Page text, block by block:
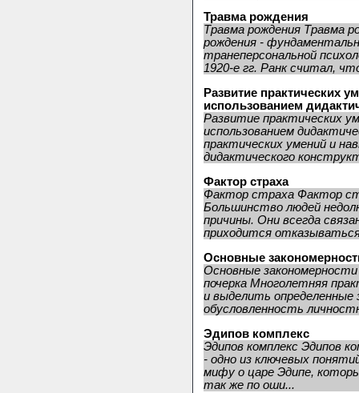
Травма рождения
Травма рождения Травма
рождения -
транеперсональной
1920-е гг. Ранк считал,
Развитие практических
использованием
Развитие практических
использованием
практических умений и
дидактического
Фактор страха
Фактор страха Фактор
Большинство людей
причины. Они всегда
приходится
Основные
Основные
почерка Многолетняя
и выделить определенные
обусловленность
Эдипов комплекс
Эдипов комплекс Эдипов
- одно из ключевых
мифу о царе Эдипе,
так же по оши...